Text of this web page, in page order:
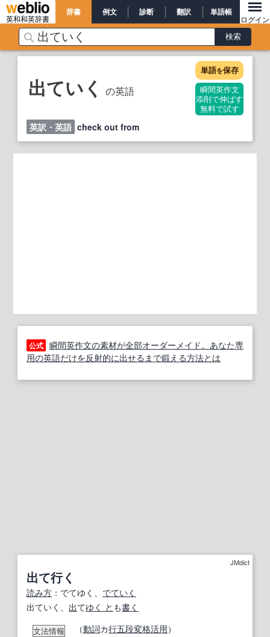
英和和英辞書
辞書 例文 診断 翻訳 単語帳
ログイン
出ていく の英語
単語を保存
瞬間英作文
添削で伸ばす
無料で試す
英訳・英語 check out from
公式 瞬間英作文の素材が全部オーダーメイド。あなた専
用の英語だけを反射的に出せるまで鍛える方法とは
JMdict
出て行く
読み方 ：でてゆく、 でていく
出ていく、 出てゆく と も書く
文法情報 （動詞カ行五段変格活用）